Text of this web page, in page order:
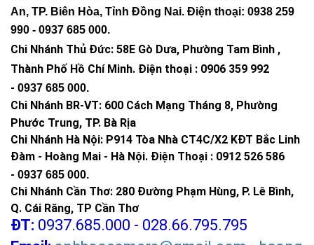
An, TP. Biên Hòa, Tỉnh Đồng Nai. Điện thoại: 0938 259
990 - 0937 685 000.
Chi Nhánh Thủ Đức: 58E Gò Dưa, Phường Tam Bình ,
Thành Phố Hồ Chí Minh. Điện thoại : 0906 359 992
- 0937 685 000.
Chi Nhánh BR-VT: 600 Cách Mạng Tháng 8, Phường
Phước Trung, TP. Bà Rịa
Chi Nhánh Hà Nội: P914 Tòa Nhà CT4C/X2 KĐT Bắc Linh
Đàm - Hoàng Mai - Hà Nội. Điện Thoại : 0912 526 586
- 0937 685 000.
Chi Nhánh Cần Thơ: 280 Đường Phạm Hùng, P. Lê Bình,
Q. Cái Răng, TP Cần Thơ
ĐT: 0937.685.000 - 028.66.795.795